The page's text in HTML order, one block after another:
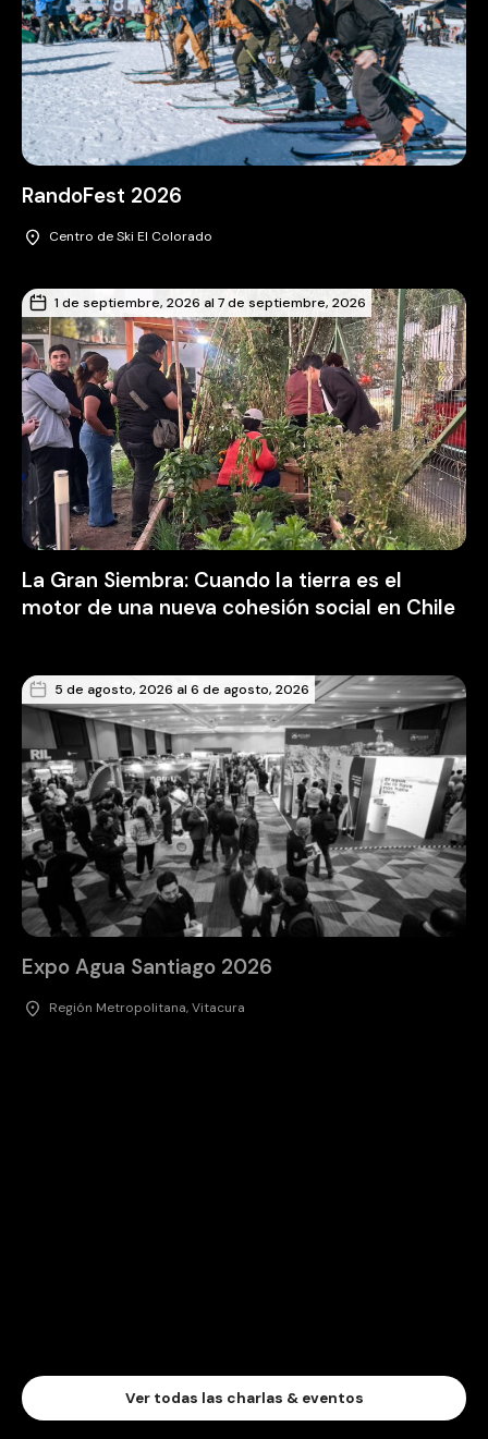
RandoFest 2026
Centro de Ski El Colorado
1 de septiembre, 2026 al 7 de septiembre, 2026
La Gran Siembra: Cuando la tierra es el
motor de una nueva cohesión social en Chile
5 de agosto, 2026 al 6 de agosto, 2026
Expo Agua Santiago 2026
Región Metropolitana, Vitacura
Ver todas las charlas & eventos